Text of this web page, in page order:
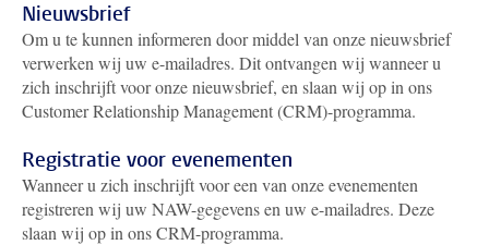
Nieuwsbrief
Om u te kunnen informeren door middel van onze nieuwsbrief
verwerken wij uw e-mailadres. Dit ontvangen wij wanneer u
zich inschrijft voor onze nieuwsbrief, en slaan wij op in ons
Customer Relationship Management (CRM)-programma.
Registratie voor evenementen
Wanneer u zich inschrijft voor een van onze evenementen
registreren wij uw NAW-gegevens en uw e-mailadres. Deze
slaan wij op in ons CRM-programma.